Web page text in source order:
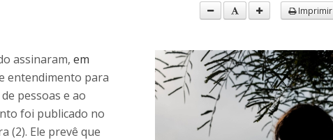
Imprimir
assinaram, em
entendimento para
pessoas e ao
foi publicado no
(2). Ele prevê que